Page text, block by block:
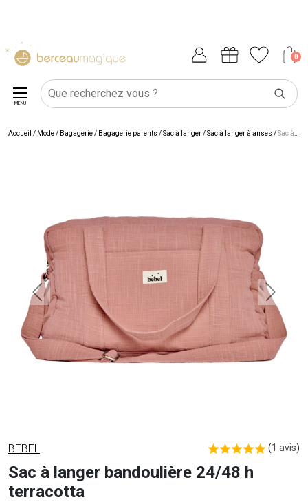
0
MENU
Accueil / Mode / Bagagerie/ Bagagerie parents /Sac à langer/Sac à langer à anses /Sac à langer bandoulière 24/48 h terracotta
BEBEL (1 avis)
Sac à langer bandoulière 24/48 h
terracotta